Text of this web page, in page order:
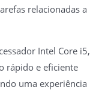
relacionadas a
Intel Core i5,
rápido e eficiente
uma experiência